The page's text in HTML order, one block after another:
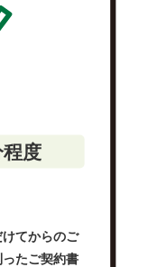
度
てからのご
たご契約書